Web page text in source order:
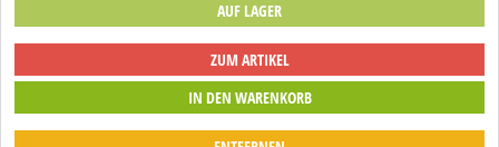
AUF LAGER
ZUM ARTIKEL